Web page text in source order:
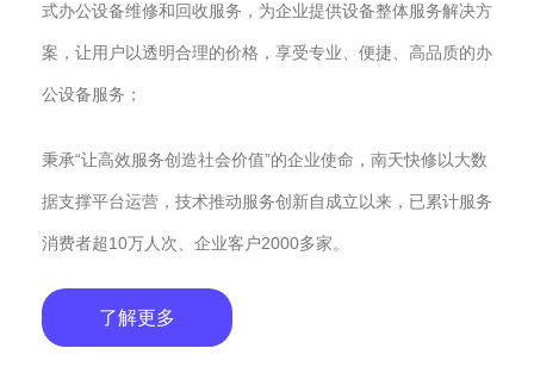
式办公设备维修和回收服务，为企业提供设备整体服务解决方
案，让用户以透明合理的价格，享受专业、便捷、高品质的办
公设备服务；
秉承“让高效服务创造社会价值”的企业使命，南天快修以大数
据支撑平台运营，技术推动服务创新自成立以来，已累计服务
消费者超10万人次、企业客户2000多家。
了解更多